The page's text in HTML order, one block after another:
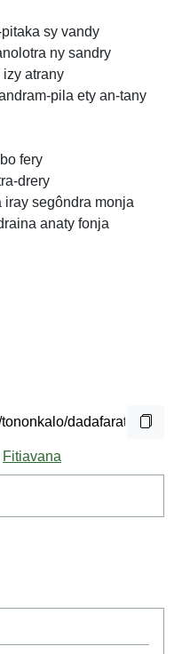
sy vandy
ny sandry
izy atrany
pila ety an-tany
fery
drery
iray segôndra monja
anaty fonja
Fitiavana